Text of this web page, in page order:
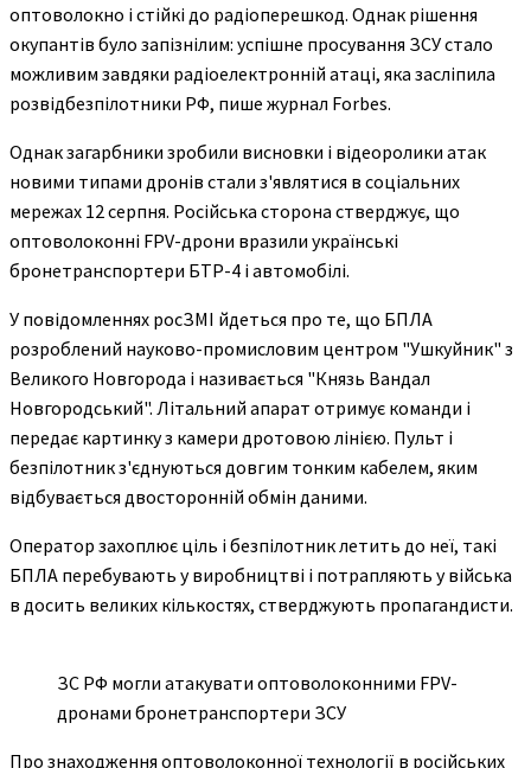
оптоволокно і стійкі до радіоперешкод. Однак рішення
окупантів було запізнілим: успішне просування ЗСУ стало
можливим завдяки радіоелектронній атаці, яка засліпила
розвідбезпілотники РФ, пише журнал Forbes.
Однак загарбники зробили висновки і відеоролики атак
новими типами дронів стали з'являтися в соціальних
мережах 12 серпня. Російська сторона стверджує, що
оптоволоконні FPV-дрони вразили українські
бронетранспортери БТР-4 і автомобілі.
У повідомленнях росЗМІ йдеться про те, що БПЛА
розроблений науково-промисловим центром "Ушкуйник" з
Великого Новгорода і називається "Князь Вандал
Новгородський". Літальний апарат отримує команди і
передає картинку з камери дротовою лінією. Пульт і
безпілотник з'єднуються довгим тонким кабелем, яким
відбувається двосторонній обмін даними.
Оператор захоплює ціль і безпілотник летить до неї, такі
БПЛА перебувають у виробництві і потрапляють у війська
в досить великих кількостях, стверджують пропагандисти.
ЗС РФ могли атакувати оптоволоконними FPV-
дронами бронетранспортери ЗСУ
Про знаходження оптоволоконної технології в російських